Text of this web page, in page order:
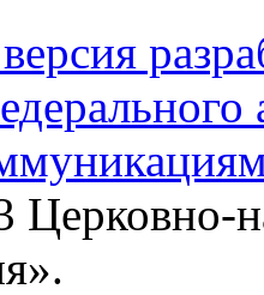
Церковно-